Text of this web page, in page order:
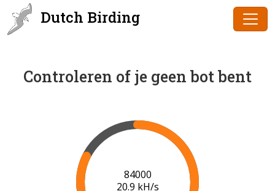
Dutch Birding
Controleren of je geen bot bent
86000
21.0 kH/s